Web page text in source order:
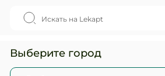
Выберите город